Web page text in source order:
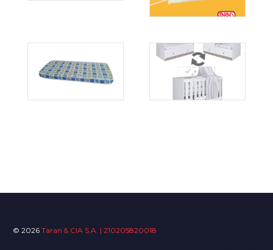
© 2026 Taran & CIA S.A. | 210205820018